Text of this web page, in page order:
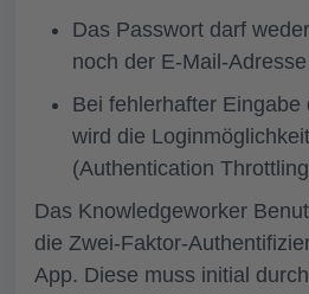
Das Passwort darf
noch der E-Mail-
Bei fehlerhafter Eingabe
wird die
(Authentication
Das Knowledgeworker
die Zwei-Faktor-
App. Diese muss initial